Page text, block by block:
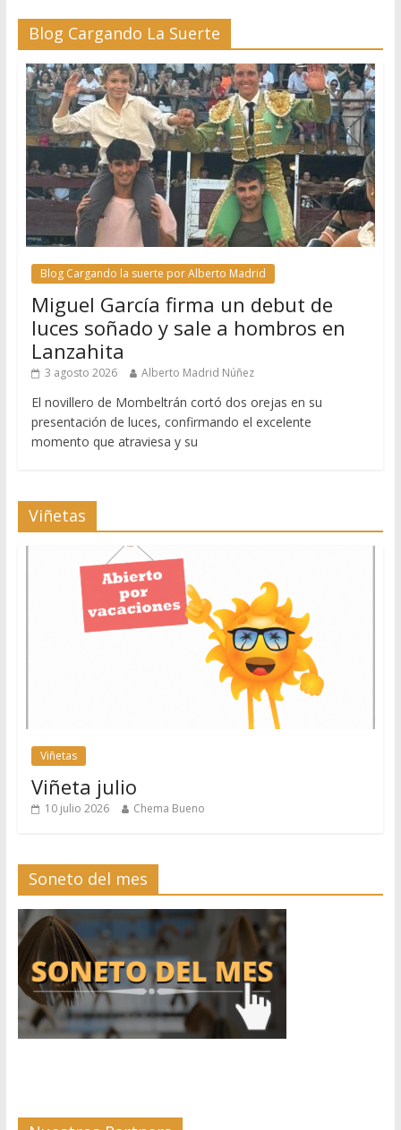
Blog Cargando La Suerte
Blog Cargando la suerte por Alberto Madrid
Miguel García firma un debut de
luces soñado y sale a hombros en
Lanzahita
3 agosto 2026 Alberto Madrid Núñez
El novillero de Mombeltrán cortó dos orejas en su
presentación de luces, confirmando el excelente
momento que atraviesa y su
Viñetas
Viñetas
Viñeta julio
10 julio 2026 Chema Bueno
Soneto del mes